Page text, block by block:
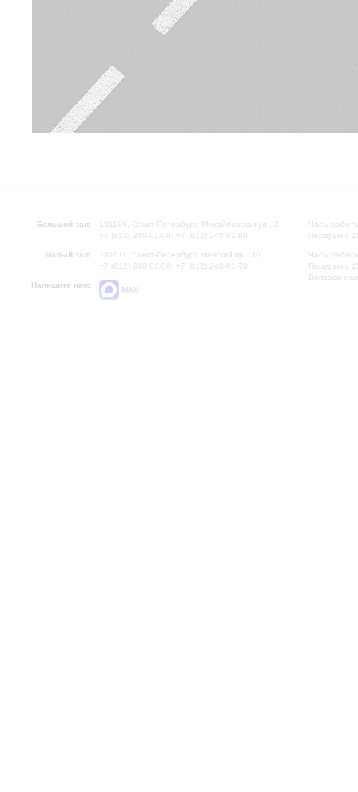
Большой зал:
191186, Санкт-Петербург, Михайловская ул., 2
+7 (812) 240-01-00, +7 (812) 240-01-80
Малый зал:
191011, Санкт-Петербург, Невский пр., 30
+7 (812) 240-01-00, +7 (812) 240-01-70
Напишите нам:
MAX
Часы
Перерыв с
Часы
Перерыв с
Вопросы